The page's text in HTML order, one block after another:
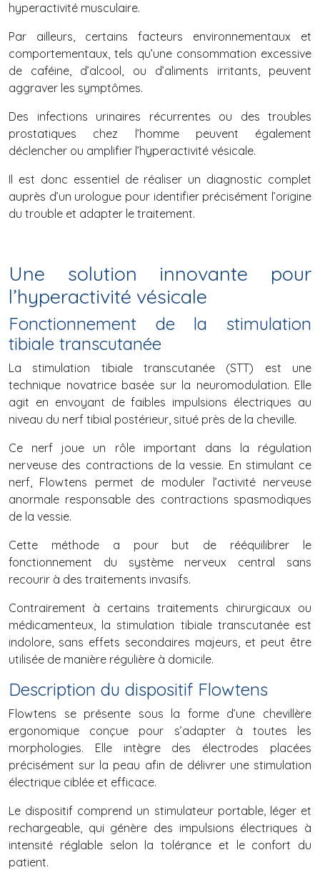
hyperactivité musculaire.
Par ailleurs, certains facteurs environnementaux et
comportementaux, tels qu’une consommation excessive
de caféine, d’alcool, ou d’aliments irritants, peuvent
aggraver les symptômes.
Des infections urinaires récurrentes ou des troubles
prostatiques chez l’homme peuvent également
déclencher ou amplifier l’hyperactivité vésicale.
Il est donc essentiel de réaliser un diagnostic complet
auprès d’un urologue pour identifier précisément l’origine
du trouble et adapter le traitement.
Une solution innovante pour
l’hyperactivité vésicale
Fonctionnement de la stimulation
tibiale transcutanée
La stimulation tibiale transcutanée (STT) est une
technique novatrice basée sur la neuromodulation. Elle
agit en envoyant de faibles impulsions électriques au
niveau du nerf tibial postérieur, situé près de la cheville.
Ce nerf joue un rôle important dans la régulation
nerveuse des contractions de la vessie. En stimulant ce
nerf, Flowtens permet de moduler l’activité nerveuse
anormale responsable des contractions spasmodiques
de la vessie.
Cette méthode a pour but de rééquilibrer le
fonctionnement du système nerveux central sans
recourir à des traitements invasifs.
Contrairement à certains traitements chirurgicaux ou
médicamenteux, la stimulation tibiale transcutanée est
indolore, sans effets secondaires majeurs, et peut être
utilisée de manière régulière à domicile.
Description du dispositif Flowtens
Flowtens se présente sous la forme d’une chevillère
ergonomique conçue pour s’adapter à toutes les
morphologies. Elle intègre des électrodes placées
précisément sur la peau afin de délivrer une stimulation
électrique ciblée et efficace.
Le dispositif comprend un stimulateur portable, léger et
rechargeable, qui génère des impulsions électriques à
intensité réglable selon la tolérance et le confort du
patient.